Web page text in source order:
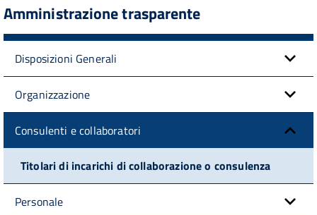
Amministrazione trasparente
Disposizioni Generali
Organizzazione
Consulenti e collaboratori
Titolari di incarichi di collaborazione o consulenza
Personale